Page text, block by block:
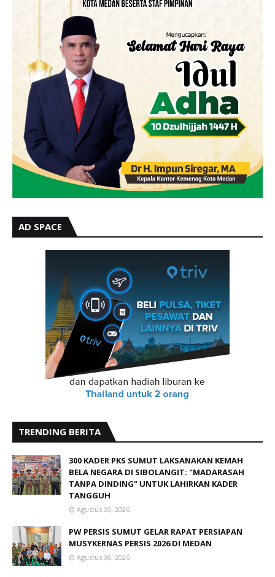
AD SPACE
TRENDING BERITA
300 KADER PKS SUMUT LAKSANAKAN KEMAH
BELA NEGARA DI SIBOLANGIT: "MADARASAH
TANPA DINDING" UNTUK LAHIRKAN KADER
TANGGUH
Agustus 03, 2026
PW PERSIS SUMUT GELAR RAPAT PERSIAPAN
MUSYKERNAS PERSIS 2026 DI MEDAN
Agustus 08, 2026